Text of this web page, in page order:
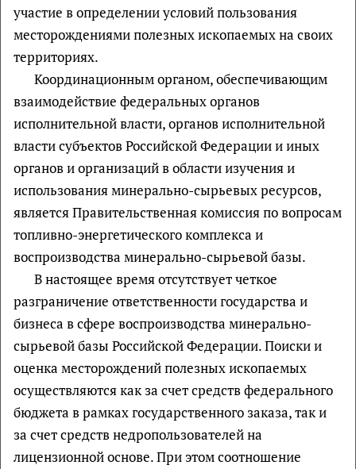
участие в определении условий пользования
месторождениями полезных ископаемых на своих
территориях.
Координационным органом, обеспечивающим
взаимодействие федеральных органов
исполнительной власти, органов исполнительной
власти субъектов Российской Федерации и иных
органов и организаций в области изучения и
использования минерально-сырьевых ресурсов,
является Правительственная комиссия по вопросам
топливно-энергетического комплекса и
воспроизводства минерально-сырьевой базы.
В настоящее время отсутствует четкое
разграничение ответственности государства и
бизнеса в сфере воспроизводства минерально-
сырьевой базы Российской Федерации. Поиски и
оценка месторождений полезных ископаемых
осуществляются как за счет средств федерального
бюджета в рамках государственного заказа, так и
за счет средств недропользователей на
лицензионной основе. При этом соотношение